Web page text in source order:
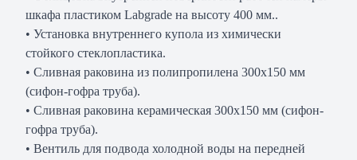
шкафа пластиком Labgrade на высоту 400 мм..
• Установка внутреннего купола из химически
стойкого стеклопластика.
• Сливная раковина из полипропилена 300х150 мм
(сифон-гофра труба).
• Сливная раковина керамическая 300х150 мм (сифон-
гофра труба).
• Вентиль для подвода холодной воды на передней